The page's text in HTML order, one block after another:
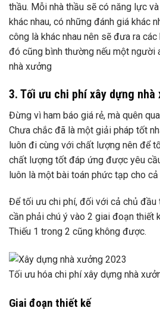
thầu. Mỗi nhà thầu sẽ có năng lực
khác nhau, có những đánh giá khác
công là khác nhau nên sẽ đưa ra
đó cũng bình thường nếu một người
nhà xưởng
3. Tối ưu chi phí xây dựng nhà
Đừng vì ham báo giá rẻ, mà quên
Chưa chắc đã là một giải pháp tốt
luôn đi cùng với chất lượng nên để
chất lượng tốt đáp ứng được yêu
luôn là một bài toán phức tạp cho cả
Để tối ưu chi phí, đối với cả chủ đầu
cần phải chú ý vào 2 giai đoạn thiết
Thiếu 1 trong 2 cũng không được.
Tối ưu hóa chi phí xây dựng nhà
Giai đoạn thiết kế